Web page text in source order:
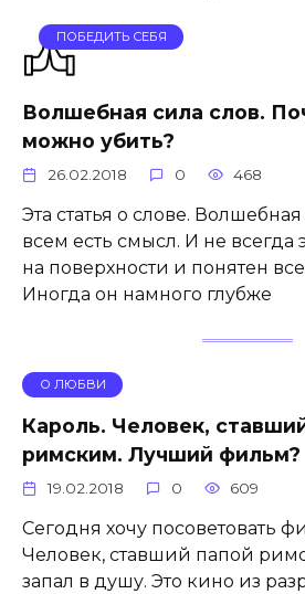
ПОБЕДИТЬ СЕБЯ
Волшебная сила слов.
можно убить?
26.02.2018 0 468
Эта статья о слове.
всем есть смысл. И не всегда
на поверхности и понятен
Иногда он намного глубже
О ЛЮБВИ
Кароль. Человек,
римским. Лучший фильм?
19.02.2018 0 609
Сегодня хочу посоветовать
Человек, ставший папой
запал в душу. Это кино из